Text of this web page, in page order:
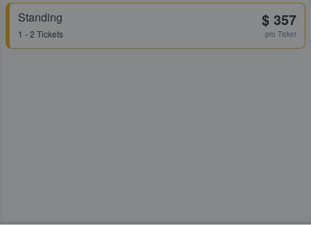
Standing
1 - 2 Tickets
$ 357
pro Ticket